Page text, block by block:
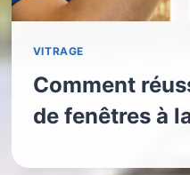
VITRAGE
Comment
de fenêtres à